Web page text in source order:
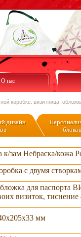
О нас
коробке: визитница,
дизайн
блоков
к/зам Небраска/кожа
с двумя
для паспорта
визиток,
мм